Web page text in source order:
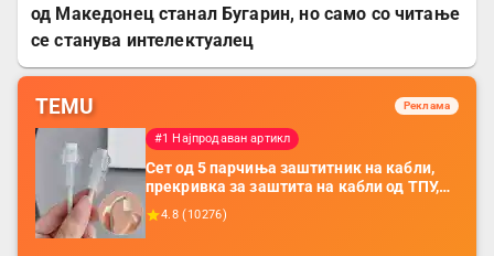
од Македонец станал Бугарин, но само со читање
се станува интелектуалец
TEMU Реклама
#1 Најпродаван артикл
Сет од 5 парчиња заштитник на кабли,
прекривка за заштита на кабли од ТПУ,
додатоци за заштита на кабли, без
батерија, за мобилни телефони, комплет
4.8 (10276)